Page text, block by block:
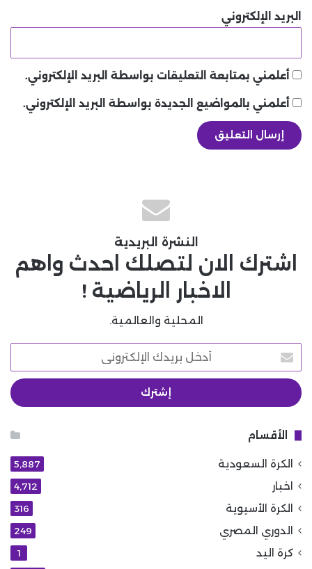
البريد الإلكتروني
أعلمني بمتابعة التعليقات بواسطة البريد الإلكتروني.
أعلمني بالمواضيع الجديدة بواسطة البريد الإلكتروني.
النشرة البريدية
اشترك الان لتصلك احدث واهم
الاخبار الرياضية !
المحلية والعالمية.
أدخل
بريدك
الإلكتروني
الأقسام
الكرة السعودية 5٬887
اخبار 4٬712
الكرة الأسيوية 316
الدوري المصري 249
كرة اليد 1